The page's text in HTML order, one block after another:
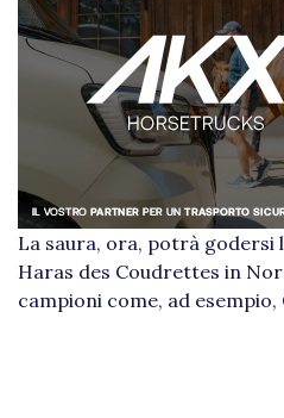
La saura, ora, potrà godersi
Haras des Coudrettes in
campioni come, ad esempio,